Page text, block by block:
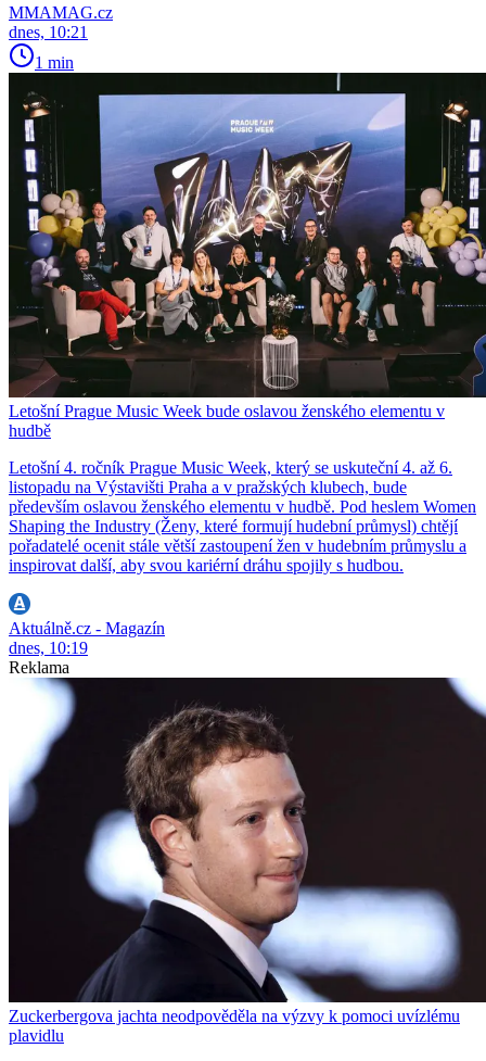
MMAMAG.cz
dnes, 10:21
1 min
Letošní Prague Music Week bude oslavou ženského elementu v
hudbě
Letošní 4. ročník Prague Music Week, který se uskuteční 4. až 6.
listopadu na Výstavišti Praha a v pražských klubech, bude
především oslavou ženského elementu v hudbě. Pod heslem Women
Shaping the Industry (Ženy, které formují hudební průmysl) chtějí
pořadatelé ocenit stále větší zastoupení žen v hudebním průmyslu a
inspirovat další, aby svou kariérní dráhu spojily s hudbou.
Aktuálně.cz - Magazín
dnes, 10:19
Reklama
Zuckerbergova jachta neodpověděla na výzvy k pomoci uvízlému
plavidlu